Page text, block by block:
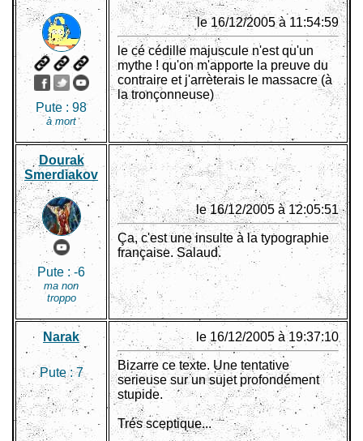
Pute : 98
à mort
le 16/12/2005 à 11:54:59
le cé cédille majuscule n'est qu'un
mythe ! qu'on m'apporte la preuve du
contraire et j'arrèterais le massacre (à
la tronçonneuse)
Dourak
Smerdiakov
Pute :-6
ma non
troppo
le 16/12/2005 à 12:05:51
Ça, c'est une insulte à la typographie
française. Salaud.
Narak
Pute :7
le 16/12/2005 à 19:37:10
Bizarre ce texte. Une tentative
serieuse sur un sujet profondément
stupide.
Trés sceptique...